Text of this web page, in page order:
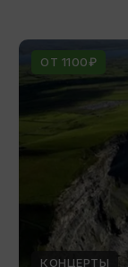
ОТ 1100₽
КОНЦЕРТЫ